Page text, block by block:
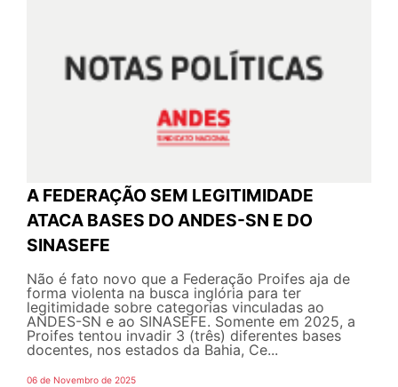
A FEDERAÇÃO SEM LEGITIMIDADE
ATACA BASES DO ANDES-SN E DO
SINASEFE
Não é fato novo que a Federação Proifes aja de
forma violenta na busca inglória para ter
legitimidade sobre categorias vinculadas ao
ANDES-SN e ao SINASEFE. Somente em 2025, a
Proifes tentou invadir 3 (três) diferentes bases
docentes, nos estados da Bahia, Ce...
06 de Novembro de 2025